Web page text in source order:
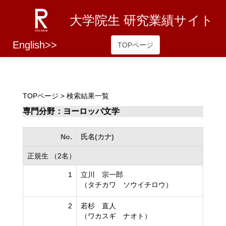
大学院生 研究業績サイト
English>> TOPページ
TOPページ > 検索結果一覧
専門分野：ヨーロッパ文学
No. 氏名(カナ)
正規生 （2名）
1
立川 宗一郎
（タチカワ ソウイチロウ）
2
若杉 直人
（ワカスギ ナオト）